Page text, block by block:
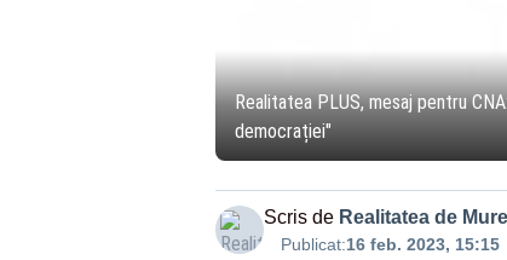
Realitatea PLUS, mesaj pentru
democrației"
Scris de Realitatea de
Publicat:16 feb. 2023, 15:15